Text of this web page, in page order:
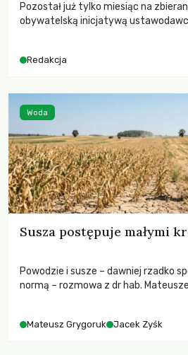
Pozostał już tylko miesiąc na
obywatelską inicjatywą
niezwykle korzystne rozwiązania dla
funkcjonowania łowiectwa w Polsce.
Redakcja
Susza postępuje małymi
Powodzie i susze – dawniej rzadko
normą – rozmowa z dr hab.
Mateusz Grygoruk Jacek Zyśk
Woda